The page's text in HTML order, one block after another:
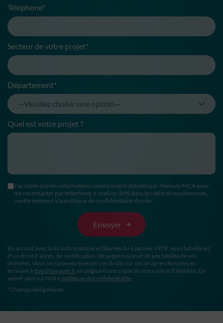
Téléphone*
Secteur de votre projet*
Département*
Quel est votre projet ?
J’accepte que les informations saisies soient utilisées par Maisons MCA pour
me recontacter par téléphone, e-mail ou SMS dans le cadre de ma demande,
conformément à la politique de confidentialité du site.
En accord avec la loi informatique et libertés du 6 janvier 1978, vous bénéficiez
d’un droit d’accès, de rectification, de suppression et de portabilité de vos
données. Vous seul pouvez exercer ces droits sur vos propres données en
écrivant à dpo@hexaom.fr en joignant une copie de votre pièce d’identité. En
savoir plus sur notre politique de confidentialité.
*Champs obligatoires